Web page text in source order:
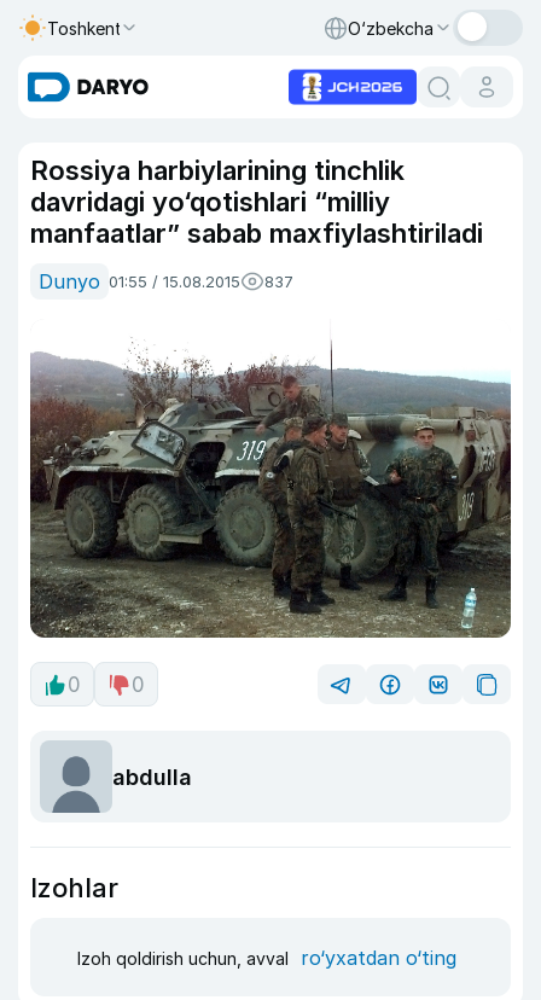
Toshkent O‘zbekcha
Rossiya harbiylarining tinchlik
davridagi yo‘qotishlari “milliy
manfaatlar” sabab maxfiylashtiriladi
Dunyo 01:55 / 15.08.2015 837
0 0
abdulla
Izohlar
Izoh qoldirish uchun, avval ro‘yxatdan o‘ting